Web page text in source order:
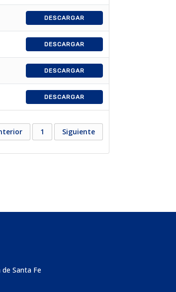
DESCARGAR
DESCARGAR
DESCARGAR
DESCARGAR
1 Siguiente
Santa Fe